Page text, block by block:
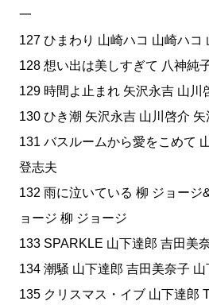
一
127 ひまわり 山崎ハコ 山崎ハコ
128 想い出は美しすぎて 八神純
129 時間よ止まれ 矢沢永吉 山川
130 ひき潮 矢沢永吉 山川啓介
131 バスルームから愛をこめて
登志夫
132 雨に泣いている 柳 ジョージ
ョージ 柳 ジョージ
133 SPARKLE 山下達郎 吉田美
134 潮騒 山下達郎 吉田美奈子 山
135 クリスマス・イブ 山下達郎